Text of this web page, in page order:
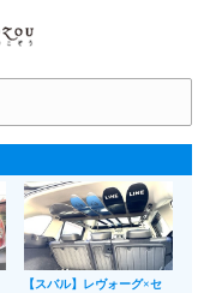
【スバル】レヴォーグ×セ